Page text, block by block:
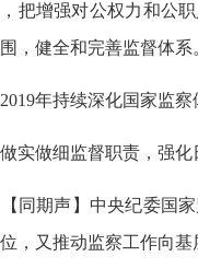
把增强对公权力和公
，健全和完善监督体系
年持续深化国家监察
实做细监督职责，强化
同期声】中央纪委国家
，又推动监察工作向基